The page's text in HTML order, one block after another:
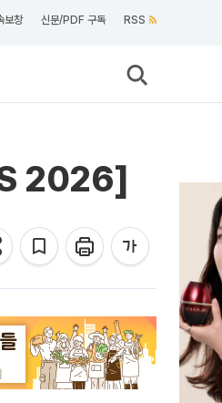
보창 신문/PDF 구독 RSS
2026]